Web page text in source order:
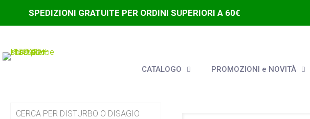
SPEDIZIONI GRATUITE PER ORDINI SUPERIORI A 60€
CATALOGO PROMOZIONI e NOVITÀ
CERCA PER DISTURBO O DISAGIO